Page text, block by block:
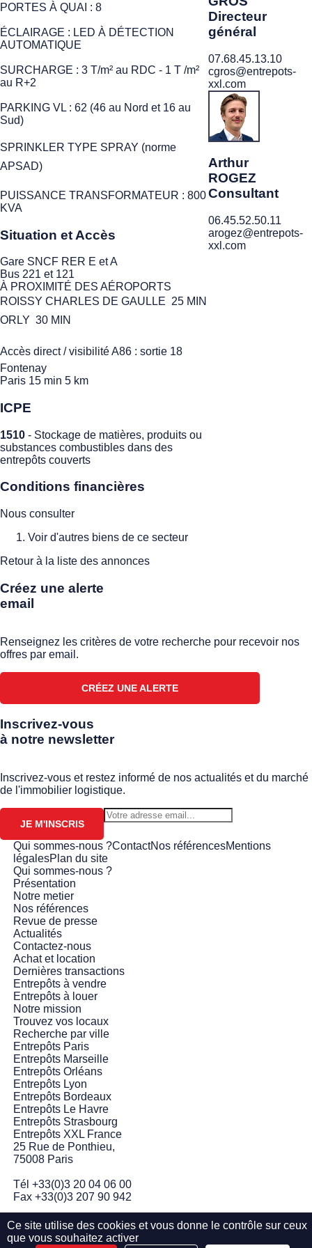
PORTES À QUAI : 8
ÉCLAIRAGE : LED À DÉTECTION
AUTOMATIQUE
SURCHARGE : 3 T/m² au RDC - 1 T /m²
au R+2
PARKING VL : 62 (46 au Nord et 16 au
Sud)
SPRINKLER TYPE SPRAY (norme
APSAD)
PUISSANCE TRANSFORMATEUR : 800
KVA
Situation et Accès
Gare SNCF RER E et A
Bus 221 et 121
À PROXIMITÉ DES AÉROPORTS
ROISSY CHARLES DE GAULLE  25 MIN
ORLY  30 MIN
Accès direct / visibilité A86 : sortie 18 
Fontenay
Paris 15 min 5 km
ICPE
1510 - Stockage de matières, produits ou
substances combustibles dans des
entrepôts couverts
Conditions financières
Nous consulter
Voir d'autres biens de ce secteur
Retour à la liste des annonces
Directeur
général
07.68.45.13.10
cgros@entrepots-
xxl.com
Arthur
ROGEZ
Consultant
06.45.52.50.11
arogez@entrepots-
xxl.com
Créez une alerte
email
Renseignez les critères de votre recherche pour recevoir nos
offres par email.
CRÉEZ UNE ALERTE
Inscrivez-vous
à notre newsletter
Inscrivez-vous et restez informé de nos actualités et du marché
de l'immobilier logistique.
JE M'INSCRIS
Qui sommes-nous ?ContactNos référencesMentions
légalesPlan du site
Qui sommes-nous ?
Présentation
Notre metier
Nos références
Revue de presse
Actualités
Contactez-nous
Achat et location
Dernières transactions
Entrepôts à vendre
Entrepôts à louer
Notre mission
Trouvez vos locaux
Recherche par ville
Entrepôts Paris
Entrepôts Marseille
Entrepôts Orléans
Entrepôts Lyon
Entrepôts Bordeaux
Entrepôts Le Havre
Entrepôts Strasbourg
Entrepôts XXL France
25 Rue de Ponthieu,
75008 Paris
Tél +33(0)3 20 04 06 00
Fax +33(0)3 207 90 942
Création de site immobilier :Kaio
Ce site utilise des cookies et vous donne le contrôle sur ceux
que vous souhaitez activer